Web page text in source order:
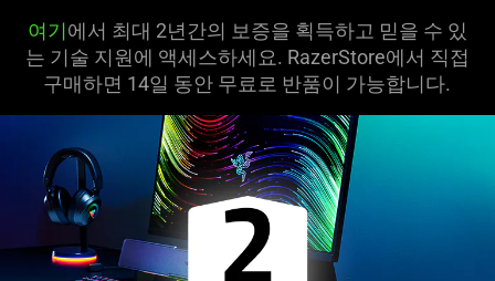
여기에서 최대 2년간의 보증을 획득하고 믿을 수 있
는 기술 지원에 액세스하세요. RazerStore에서 직접
구매하면 14일 동안 무료로 반품이 가능합니다.